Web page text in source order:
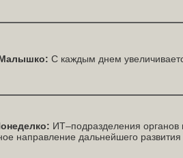
C каждым днем
ИТ–подразделения органов
направление дальнейшего